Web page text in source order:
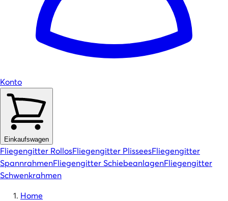
Konto
Einkaufswagen
Fliegengitter RollosFliegengitter PlisseesFliegengitter
SpannrahmenFliegengitter SchiebeanlagenFliegengitter
Schwenkrahmen
Home